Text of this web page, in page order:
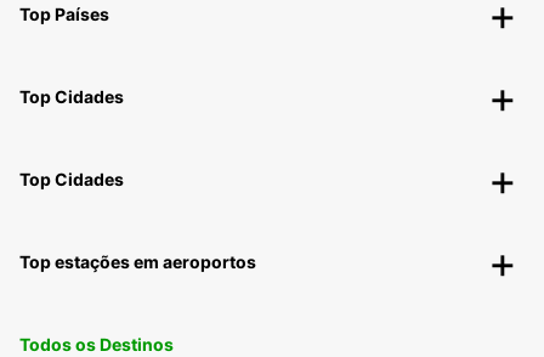
Top Países
Top Cidades
Top Cidades
Top estações em aeroportos
Todos os Destinos